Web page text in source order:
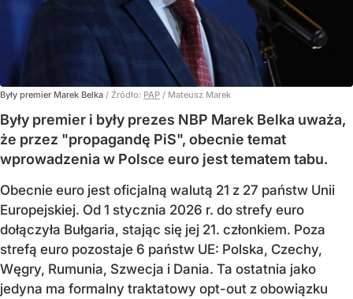
Były premier Marek Belka / Źródło: PAP / Mateusz Marek
Były premier i były prezes NBP Marek Belka uważa,
że przez "propagandę PiS", obecnie temat
wprowadzenia w Polsce euro jest tematem tabu.
Obecnie euro jest oficjalną walutą 21 z 27 państw Unii
Europejskiej. Od 1 stycznia 2026 r. do strefy euro
dołączyła Bułgaria, stając się jej 21. członkiem. Poza
strefą euro pozostaje 6 państw UE: Polska, Czechy,
Węgry, Rumunia, Szwecja i Dania. Ta ostatnia jako
jedyna ma formalny traktatowy opt-out z obowiązku